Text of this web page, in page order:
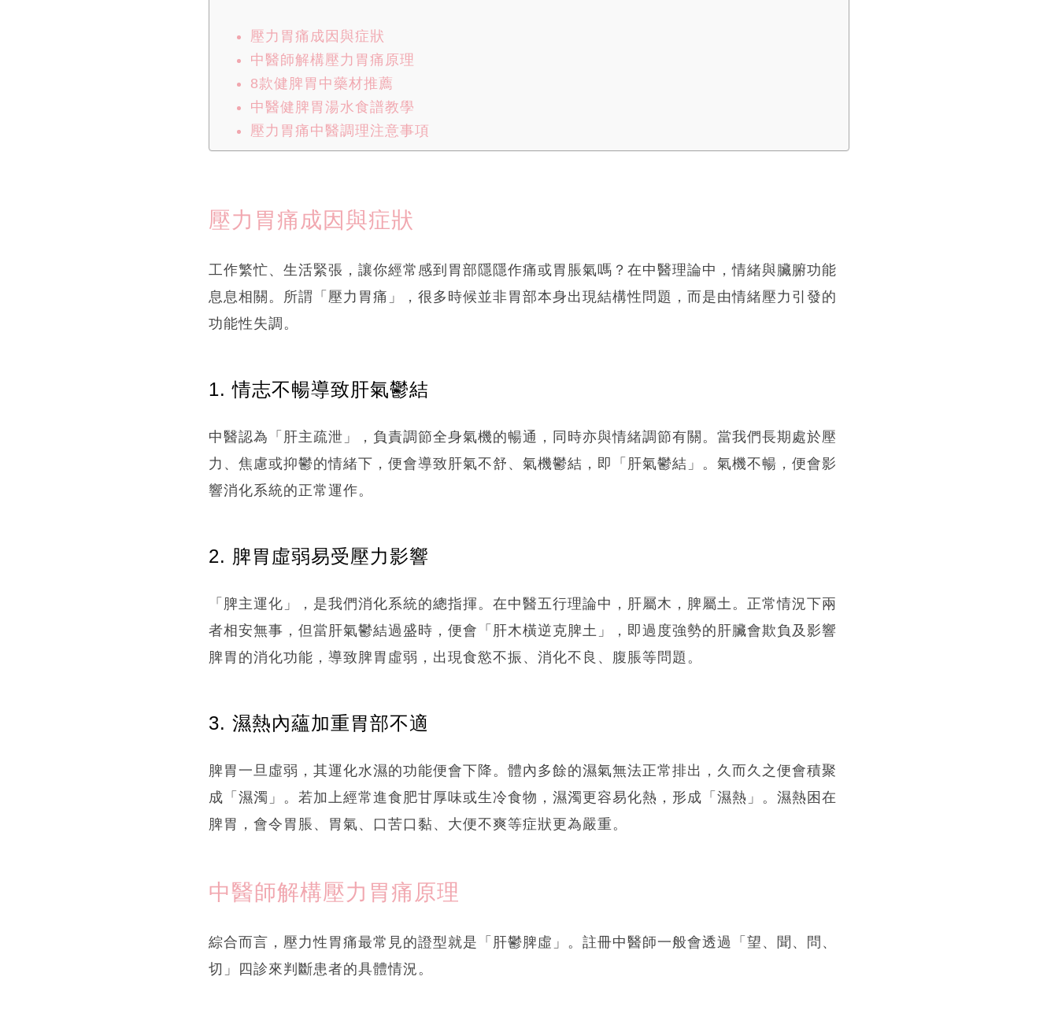
壓力胃痛成因與症狀
中醫師解構壓力胃痛原理
8款健脾胃中藥材推薦
中醫健脾胃湯水食譜教學
壓力胃痛中醫調理注意事項
壓力胃痛成因與症狀
工作繁忙、生活緊張，讓你經常感到胃部隱隱作痛或胃脹氣嗎？在中醫理論中，情緒與臟腑功能
息息相關。所謂「壓力胃痛」，很多時候並非胃部本身出現結構性問題，而是由情緒壓力引發的
功能性失調。
1. 情志不暢導致肝氣鬱結
中醫認為「肝主疏泄」，負責調節全身氣機的暢通，同時亦與情緒調節有關。當我們長期處於壓
力、焦慮或抑鬱的情緒下，便會導致肝氣不舒、氣機鬱結，即「肝氣鬱結」。氣機不暢，便會影
響消化系統的正常運作。
2. 脾胃虛弱易受壓力影響
「脾主運化」，是我們消化系統的總指揮。在中醫五行理論中，肝屬木，脾屬土。正常情況下兩
者相安無事，但當肝氣鬱結過盛時，便會「肝木橫逆克脾土」，即過度強勢的肝臟會欺負及影響
脾胃的消化功能，導致脾胃虛弱，出現食慾不振、消化不良、腹脹等問題。
3. 濕熱內蘊加重胃部不適
脾胃一旦虛弱，其運化水濕的功能便會下降。體內多餘的濕氣無法正常排出，久而久之便會積聚
成「濕濁」。若加上經常進食肥甘厚味或生冷食物，濕濁更容易化熱，形成「濕熱」。濕熱困在
脾胃，會令胃脹、胃氣、口苦口黏、大便不爽等症狀更為嚴重。
中醫師解構壓力胃痛原理
綜合而言，壓力性胃痛最常見的證型就是「肝鬱脾虛」。註冊中醫師一般會透過「望、聞、問、
切」四診來判斷患者的具體情況。